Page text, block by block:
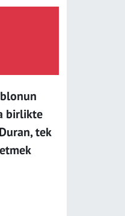
birlikte
tek